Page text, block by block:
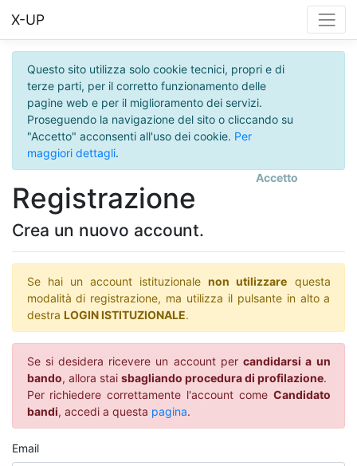
X-UP
Questo sito utilizza solo cookie tecnici, propri e di
terze parti, per il corretto funzionamento delle
pagine web e per il miglioramento dei servizi.
Proseguendo la navigazione del sito o cliccando su
"Accetto" acconsenti all'uso dei cookie. Per
maggiori dettagli.
Accetto
Registrazione
Crea un nuovo account.
Se hai un account istituzionalenon utilizzare questa
modalità di registrazione, ma utilizza il pulsante in alto a
destra LOGIN ISTITUZIONALE.
Se si desidera ricevere un account percandidarsi a un
bando, allora stai sbagliando procedura di profilazione.
Per richiedere correttamente l'account come Candidato
bandi, accedi a questa pagina.
Email